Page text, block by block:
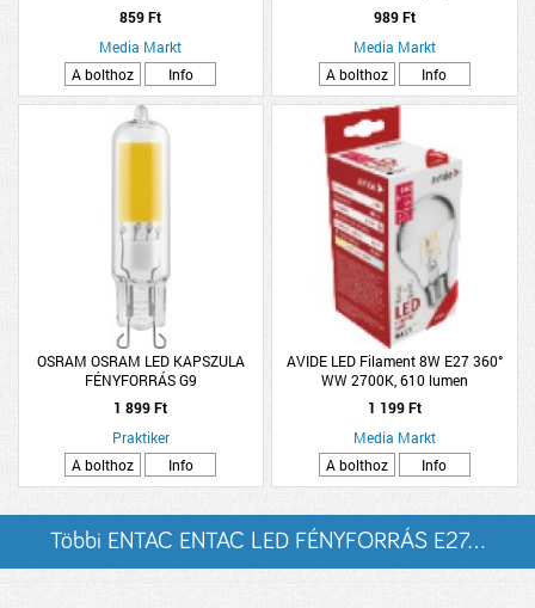
859 Ft
Media Markt
A bolthoz
Info
989 Ft
Media Markt
A bolthoz
Info
OSRAM OSRAM LED KAPSZULA
FÉNYFORRÁS G9
1 899 Ft
Praktiker
A bolthoz
Info
AVIDE LED Filament 8W E27 360°
WW 2700K, 610 lumen
1 199 Ft
Media Markt
A bolthoz
Info
Többi ENTAC ENTAC LED FÉNYFORRÁS E27...